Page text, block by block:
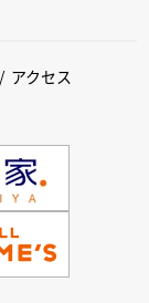
アクセス